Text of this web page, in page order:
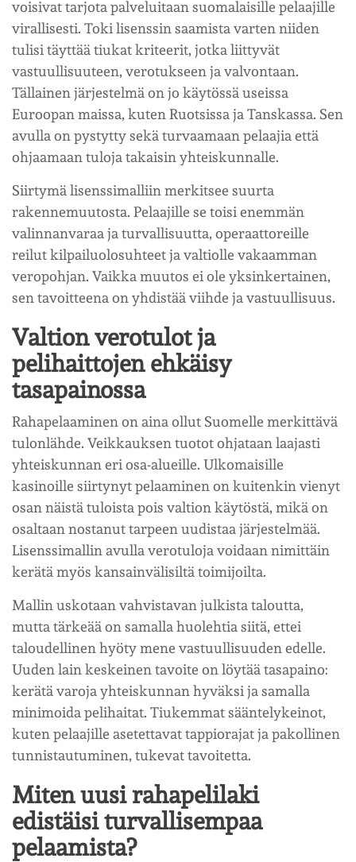
voisivat tarjota palveluitaan suomalaisille pelaajille
virallisesti. Toki lisenssin saamista varten niiden
tulisi täyttää tiukat kriteerit, jotka liittyvät
vastuullisuuteen, verotukseen ja valvontaan.
Tällainen järjestelmä on jo käytössä useissa
Euroopan maissa, kuten Ruotsissa ja Tanskassa. Sen
avulla on pystytty sekä turvaamaan pelaajia että
ohjaamaan tuloja takaisin yhteiskunnalle.
Siirtymä lisenssimalliin merkitsee suurta
rakennemuutosta. Pelaajille se toisi enemmän
valinnanvaraa ja turvallisuutta, operaattoreille
reilut kilpailuolosuhteet ja valtiolle vakaamman
veropohjan. Vaikka muutos ei ole yksinkertainen,
sen tavoitteena on yhdistää viihde ja vastuullisuus.
Valtion verotulot ja
pelihaittojen ehkäisy
tasapainossa
Rahapelaaminen on aina ollut Suomelle merkittävä
tulonlähde. Veikkauksen tuotot ohjataan laajasti
yhteiskunnan eri osa-alueille. Ulkomaisille
kasinoille siirtynyt pelaaminen on kuitenkin vienyt
osan näistä tuloista pois valtion käytöstä, mikä on
osaltaan nostanut tarpeen uudistaa järjestelmää.
Lisenssimallin avulla verotuloja voidaan nimittäin
kerätä myös kansainvälisiltä toimijoilta.
Mallin uskotaan vahvistavan julkista taloutta,
mutta tärkeää on samalla huolehtia siitä, ettei
taloudellinen hyöty mene vastuullisuuden edelle.
Uuden lain keskeinen tavoite on löytää tasapaino:
kerätä varoja yhteiskunnan hyväksi ja samalla
minimoida pelihaitat. Tiukemmat sääntelykeinot,
kuten pelaajille asetettavat tappiorajat ja pakollinen
tunnistautuminen, tukevat tavoitetta.
Miten uusi rahapelilaki
edistäisi turvallisempaa
pelaamista?